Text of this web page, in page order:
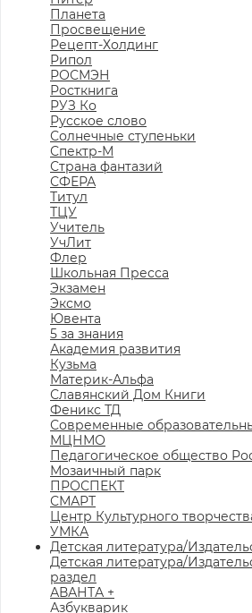
Планета
Просвещение
Рецепт-Холдинг
Рипол
РОСМЭН
Росткнига
РУЗ Ко
Русское слово
Солнечные ступеньки
Спектр-М
Страна фантазий
СФЕРА
Титул
ТЦУ
Учитель
УчЛит
Флер
Школьная Пресса
Экзамен
Эксмо
Ювента
5 за знания
Академия развития
Кузьма
Материк-Альфа
Славянский Дом Книги
Феникс ТД
Современные
МЦНМО
Педагогическое общество
Мозаичный парк
ПРОСПЕКТ
СМАРТ
Центр Культурного
УМКА
Детская литература/
Детская литература/
раздел
АВАНТА +
Азбукварик